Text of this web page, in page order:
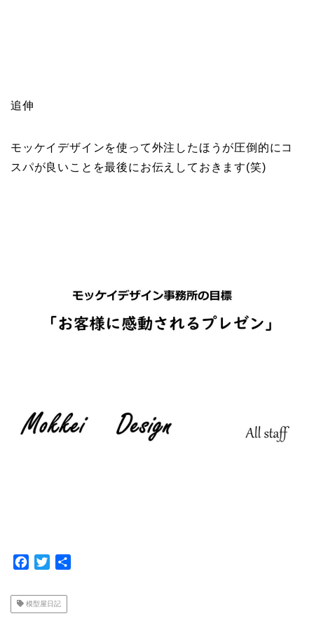
追伸
モッケイデザインを使って外注したほうが圧倒的にコ
スパが良いことを最後にお伝えしておきます(笑)
c
e
i
t
模型屋日記